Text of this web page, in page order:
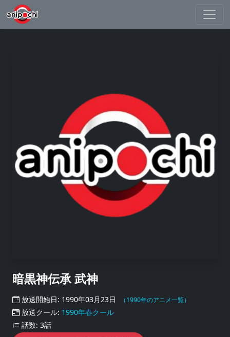
暗黒神伝承 武神
放送開始日: 1990年03月23日 （1990年のアニメ一覧）
放送クール: 1990年春クール
話数: 3話